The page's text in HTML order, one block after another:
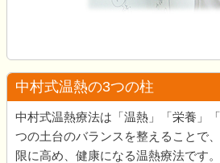
中村式温熱の3つの柱
中村式温熱療法は「温熱」「栄養」
つの土台のバランスを整えることで
限に高め、健康になる温熱療法です。